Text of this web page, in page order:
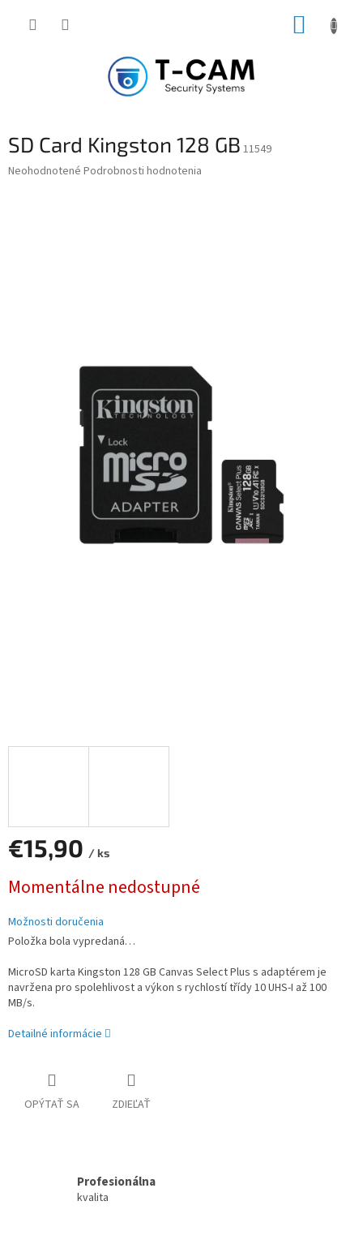
SD Card Kingston 128 GB 11549
Priemerné
Neohodnotené Podrobnosti hodnotenia
€15,90 / ks
cena:
Momentálne nedostupné
Možnosti doručenia
Položka bola vypredaná…
MicroSD karta Kingston 128 GB Canvas Select Plus s adaptérem je
navržena pro spolehlivost a výkon s rychlostí třídy 10 UHS-I až 100
MB/s.
Detailné informácie
OPÝTAŤ SA ZDIEĽAŤ
Profesionálna
kvalita